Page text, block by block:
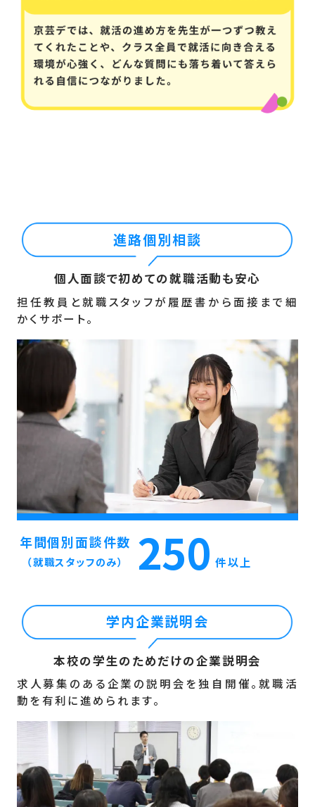
進路個別相談
個人面談で初めての就職活動も安心
担任教員と就職スタッフが履歴書から面接まで細
かくサポート。
年間個別面談件数
（就職スタッフのみ） 250 件以上
学内企業説明会
本校の学生のためだけの企業説明会
求人募集のある企業の説明会を独自開催。就職活
動を有利に進められます。